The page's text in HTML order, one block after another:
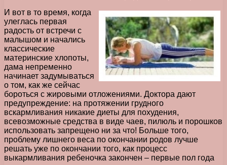
И вот в то время, когда
улеглась первая
радость от встречи с
малышом и начались
классические
материнские хлопоты,
дама непременно
начинает задумываться
о том, как же сейчас
бороться с жировыми отложениями. Доктора дают
предупреждение: на протяжении грудного
вскармливания никакие диеты для похудения,
всевозможные средства в виде чаев, пилюль и порошков
использовать запрещено ни за что! Больше того,
проблему лишнего веса по окончании родов лучше
решать уже по окончании того, как процесс
выкармливания ребеночка закончен – первые пол года